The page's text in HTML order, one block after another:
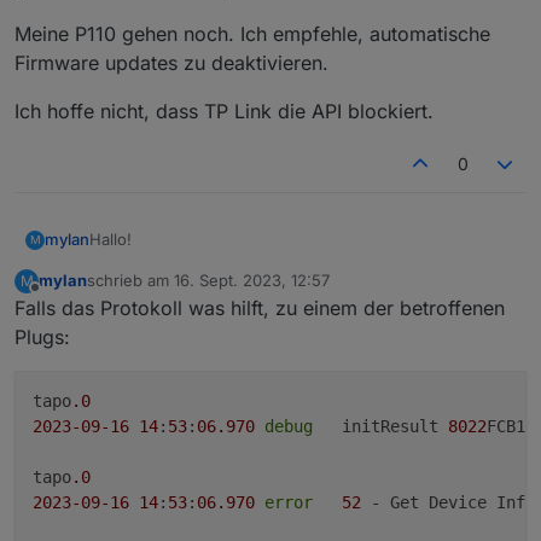
tapo.0.id.remote auf true setzen steuert den
jeweiligen Befehl
Steckdose und Kamerasteuerung aktivieren
Meine P110 gehen noch. Ich empfehle, automatische
Firmware updates zu deaktivieren.
Ich hoffe nicht, dass TP Link die API blockiert.
0
M mylanHallo!
Meine P100, welche ein automatisches Firmware Update
auf 1.2.1 erhalten haben, können jetzt nicht mehr
M
Offline
mylanschrieb am 16. Sept. 2023, 12:57
zuletzt editiert von
Falls das Protokoll was hilft, zu einem der betroffenen
Plugs:
tapo.0
2023-09-16 14: 53: 06.970 debug
	initResult
8022
tapo.0
2023-09-16 14: 53: 06.970 error 52 - Get Device